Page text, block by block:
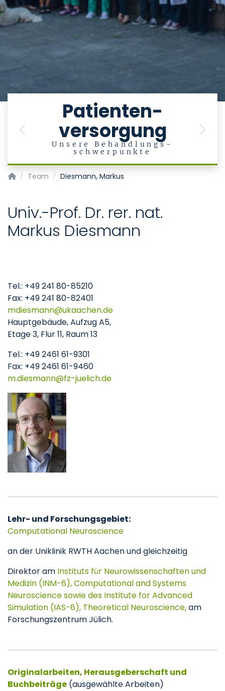
Patienten-
versorgung
Unsere Behandlungs-
schwerpunkte
Previous Next
Klinik für Psychiatrie, Psychotherapie und Psychosomatik
Team Diesmann, Markus
Univ.-Prof. Dr. rer. nat.
Markus Diesmann
Tel.: +49 241 80-85210
Fax: +49 241 80-82401
mdiesmann
ukaachende
Hauptgebäude, Aufzug A5,
Etage 3, Flur 11, Raum 13
Tel.: +49 2461 61-9301
Fax: +49 2461 61-9460
m.diesmann
fz-juelichde
Lehr- und Forschungsgebiet:
Computational Neuroscience
an der Uniklinik RWTH Aachen und gleichzeitig
Direktor am Instituts für Neurowissenschaften und
Medizin (INM-6), Computational and Systems
Neuroscience sowie des Institute for Advanced
Simulation (IAS-6), Theoretical Neuroscience,am
Forschungszentrum Jülich.
Originalarbeiten, Herausgeberschaft und
Buchbeiträge (ausgewählte Arbeiten)